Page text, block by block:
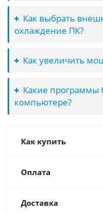
Как выбрать
охлаждение ПК?
Как увеличить
Какие программы
компьютере?
Как купить
Оплата
Доставка